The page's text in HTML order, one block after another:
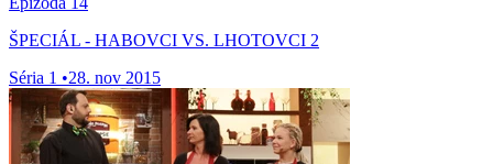
ŠPECIÁL - HABOVCI VS. LHOTOVCI 2
Séria 1 •28. nov 2015